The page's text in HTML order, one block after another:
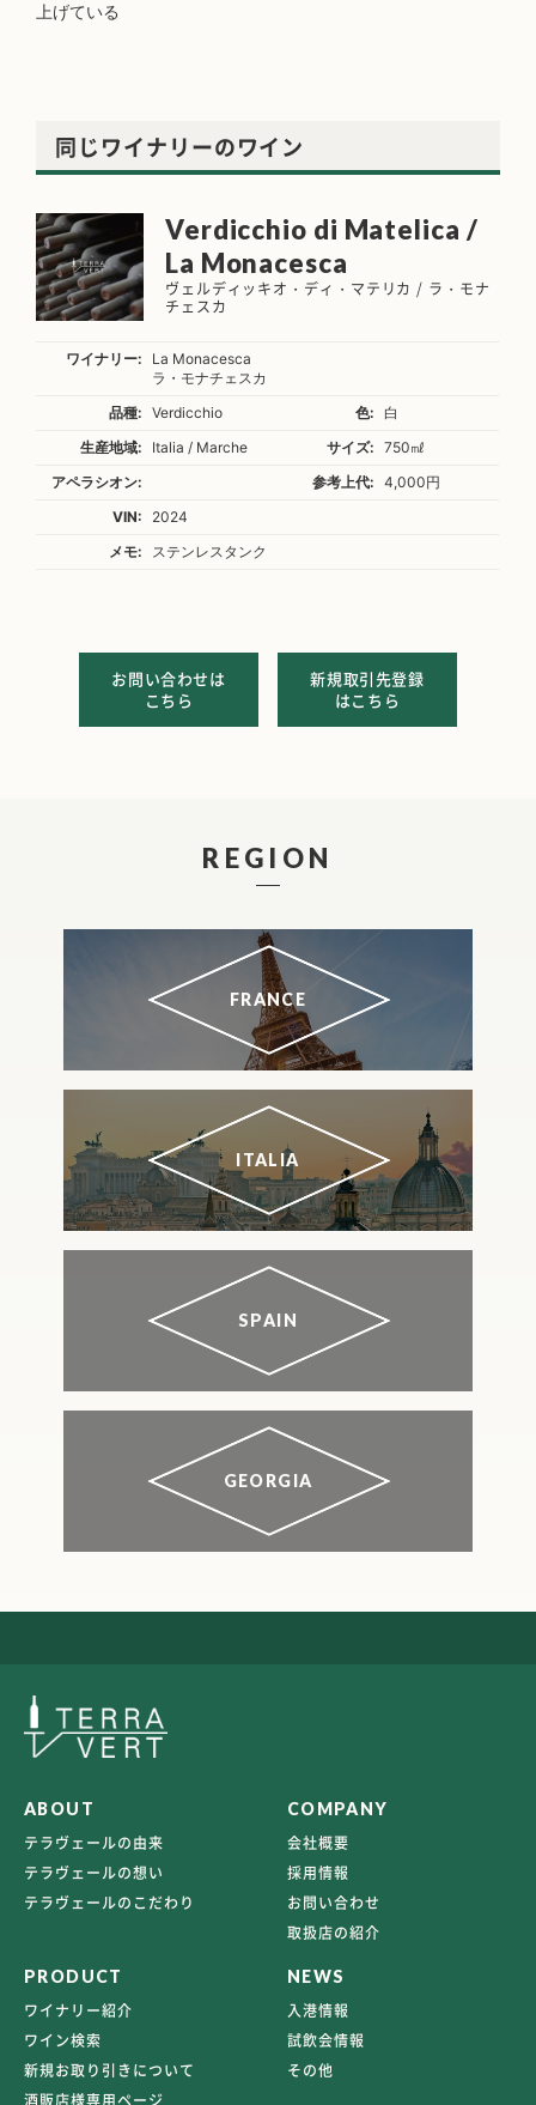
上げている
同じワイナリーのワイン
Verdicchio di Matelica /
La Monacesca
ヴェルディッキオ・ディ・マテリカ / ラ・モナ
チェスカ
ワイナリー:
La Monacesca
ラ・モナチェスカ
品種:
Verdicchio 色:
白
生産地域:
Italia / Marche サイズ:
750㎖
アペラシオン:
参考上代:
4,000円
VIN:
2024
メモ:
ステンレスタンク
お問い合わせは
こちら
新規取引先登録
はこちら
REGION
FRANCE
ITALIA
SPAIN
GEORGIA
ABOUT
テラヴェールの由来
テラヴェールの想い
テラヴェールのこだわり
COMPANY
会社概要
採用情報
お問い合わせ
取扱店の紹介
PRODUCT
ワイナリー紹介
ワイン検索
新規お取り引きについて
酒販店様専用ページ
NEWS
入港情報
試飲会情報
その他